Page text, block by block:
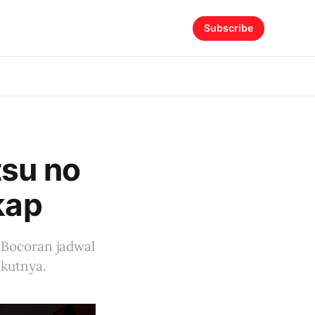
Subscribe
no
jadwal